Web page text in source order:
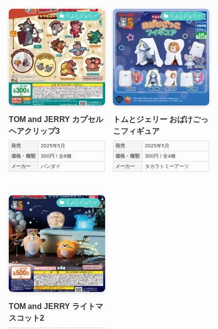
トムとジェリー
TOM and JERRY カプセル
ヘアクリップ3
発売
2025年5月
価格・種類
300円 / 全8種
メーカー
バンダイ
トムとジェリー
トムとジェリー おばけごっ
こフィギュア
発売
2025年5月
価格・種類
300円 / 全4種
メーカー
タカラトミーアーツ
トムとジェリー
TOM and JERRY ライトマ
スコット2